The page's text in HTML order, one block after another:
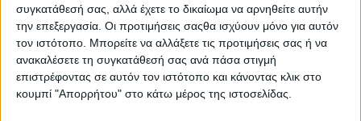
συγκατάθεσή σας, αλλά έχετε το δικαίωμα να αρνηθείτε αυτήν
την επεξεργασία. Οι προτιμήσεις σαςθα ισχύουν μόνο για αυτόν
τον ιστότοπο. Μπορείτε να αλλάξετε τις προτιμήσεις σας ή να
ανακαλέσετε τη συγκατάθεσή σας ανά πάσα στιγμή
επιστρέφοντας σε αυτόν τον ιστότοπο και κάνοντας κλικ στο
κουμπί "Απορρήτου" στο κάτω μέρος της ιστοσελίδας.
Μπαζώτης Απόστολος
Πολ. Μηχανικός Τ.Ε
Msc: Διοίκηση & Διαχείριση Τεχνικών Έργων
Share